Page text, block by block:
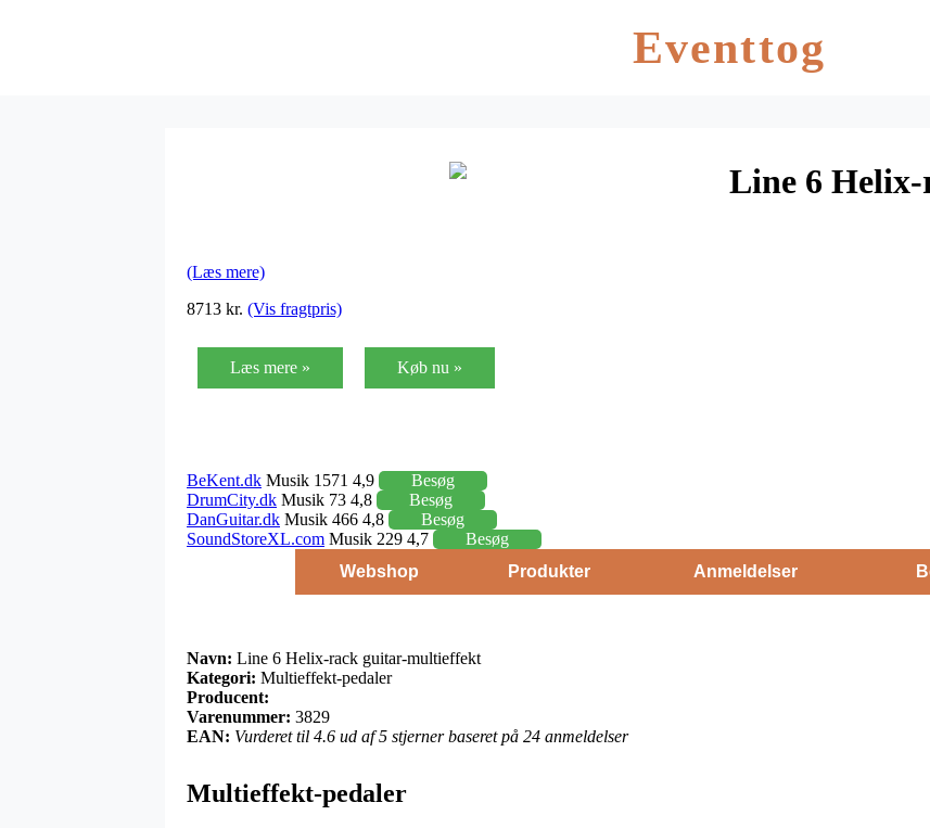
Eventtog
Line 6
(Læs mere)
8713 kr. (Vis fragtpris)
Læs mere » Køb nu »
BeKent.dk Musik 1571 4,9
Besøg
DrumCity.dk Musik 73 4,8
Besøg
DanGuitar.dk Musik 466 4,8
Besøg
SoundStoreXL.com Musik 229 4,7
Besøg
Webshop
Produkter Anmeldelser
Navn: Line 6 Helix-rack guitar-multieffekt
Kategori: Multieffekt-pedaler
Producent:
Varenummer: 3829
EAN: Vurderet til 4.6 ud af 5 stjerner baseret på 24 anmeldelser
Multieffekt-pedaler